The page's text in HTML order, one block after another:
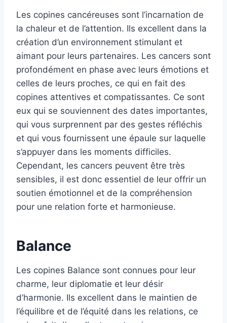
Les copines cancéreuses sont l’incarnation de
la chaleur et de l’attention. Ils excellent dans la
création d’un environnement stimulant et
aimant pour leurs partenaires. Les cancers sont
profondément en phase avec leurs émotions et
celles de leurs proches, ce qui en fait des
copines attentives et compatissantes. Ce sont
eux qui se souviennent des dates importantes,
qui vous surprennent par des gestes réfléchis
et qui vous fournissent une épaule sur laquelle
s’appuyer dans les moments difficiles.
Cependant, les cancers peuvent être très
sensibles, il est donc essentiel de leur offrir un
soutien émotionnel et de la compréhension
pour une relation forte et harmonieuse.
Balance
Les copines Balance sont connues pour leur
charme, leur diplomatie et leur désir
d’harmonie. Ils excellent dans le maintien de
l’équilibre et de l’équité dans les relations, ce